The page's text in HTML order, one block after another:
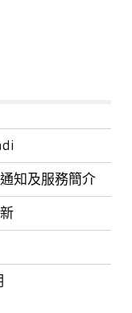
知及服務簡介